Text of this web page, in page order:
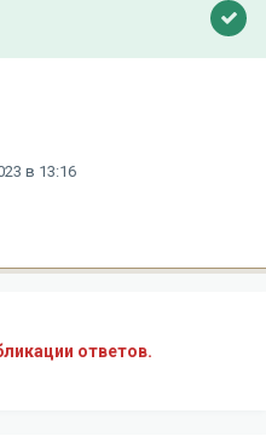
в 13:16
ответов.